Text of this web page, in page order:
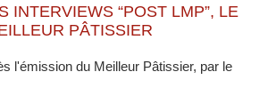
INTERVIEWS “POST LMP”, LE
PÂTISSIER
l'émission du Meilleur Pâtissier, par le